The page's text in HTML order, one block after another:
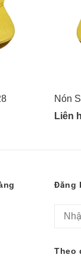
Nón
Liên
Đăng
Theo